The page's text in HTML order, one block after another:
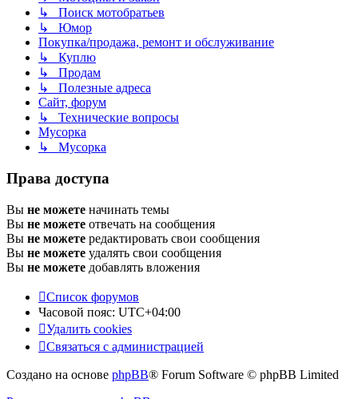
↳ Поиск мотобратьев
↳ Юмор
Покупка/продажа, ремонт и обслуживание
↳ Куплю
↳ Продам
↳ Полезные адреса
Сайт, форум
↳ Технические вопросы
Мусорка
↳ Мусорка
Права доступа
Вы не можете начинать темы
Вы не можете отвечать на сообщения
Вы не можете редактировать свои сообщения
Вы не можете удалять свои сообщения
Вы не можете добавлять вложения
Список форумов
Часовой пояс: UTC+04:00
Удалить cookies
Связаться с администрацией
Создано на основе phpBB® Forum Software © phpBB Limited